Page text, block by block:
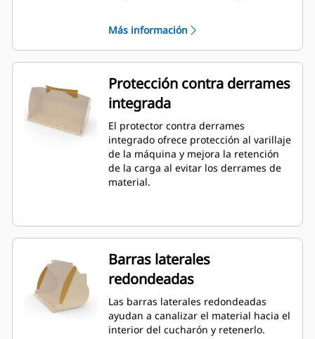
almacenamiento y desde bancos.
Están diseñados para fuerzas de
desprendimiento y condiciones de
abrasión estándar. Ideal para
aplicaciones de arrastre en retroceso
y nivelación. El factor de llenado de
los cucharones de la Serie
Performance puede llegar a un 115 %
por sobre la capacidad especificada.
Más información
Protección contra derrames
integrada
El protector contra derrames
integrado ofrece protección al varillaje
de la máquina y mejora la retención
de la carga al evitar los derrames de
material.
Barras laterales
redondeadas
Las barras laterales redondeadas
ayudan a canalizar el material hacia el
interior del cucharón y retenerlo.